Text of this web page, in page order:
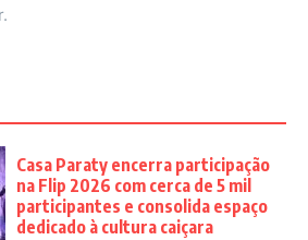
Casa Paraty encerra participação
na Flip 2026 com cerca de 5 mil
participantes e consolida espaço
dedicado à cultura caiçara